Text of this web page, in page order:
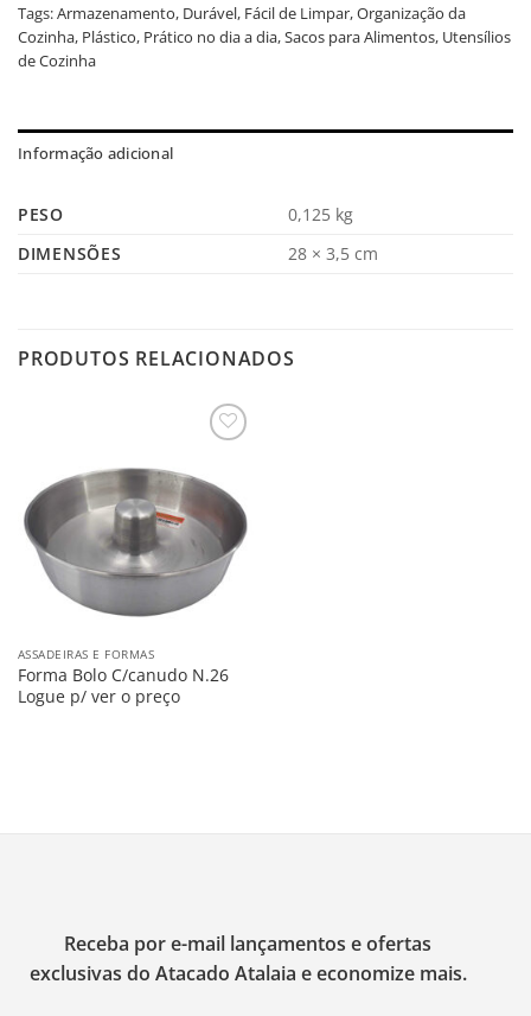
Tags:Armazenamento, Durável, Fácil de Limpar,Organização da
Cozinha, Plástico, Prático no dia a dia,Sacos para Alimentos, Utensílios
de Cozinha
Informação adicional
PESO
0,125 kg
DIMENSÕES
28 × 3,5 cm
PRODUTOS RELACIONADOS
Lista
ASSADEIRAS E FORMAS
Forma Bolo C/canudo N.26
Logue p/ ver o preço
Receba por e-mail lançamentos e ofertas
exclusivas do Atacado Atalaia e economize mais.